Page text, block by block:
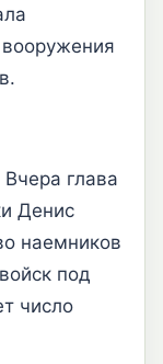
глава
Денис
наемников
под
число